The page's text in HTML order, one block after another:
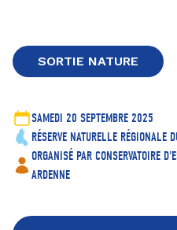
SORTIE NATURE
SAMEDI 20 SEPTEMBRE 2025
RÉSERVE NATURELLE RÉGIONALE
ORGANISÉ PAR CONSERVATOIRE
ARDENNE